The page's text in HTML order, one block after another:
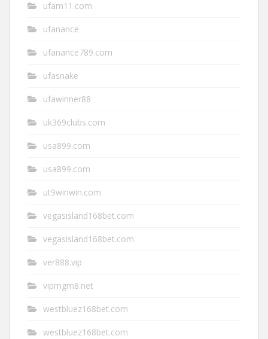
ufam11.com
ufanance
ufanance789.com
ufasnake
ufawinner88
uk369clubs.com
usa899.com
usa899.com
ut9winwin.com
vegasisland168bet.com
vegasisland168bet.com
ver888.vip
vipmgm8.net
westbluez168bet.com
westbluez168bet.com